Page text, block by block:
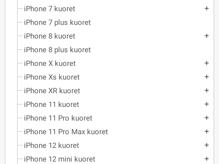
iPhone 7 kuoret
add
iPhone 7 plus kuoret
iPhone 8 kuoret
add
iPhone 8 plus kuoret
iPhone X kuoret
add
iPhone Xs kuoret add
iPhone XR kuoret add
iPhone 11 kuoret add
iPhone 11 Pro kuoret add
iPhone 11 Pro Max kuoret add
iPhone 12 kuoret add
iPhone 12 mini kuoret add